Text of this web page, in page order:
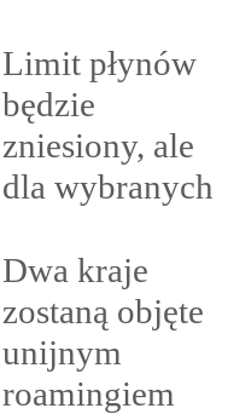
Limit płynów
będzie
zniesiony, ale
dla wybranych
Dwa kraje
zostaną objęte
unijnym
roamingiem